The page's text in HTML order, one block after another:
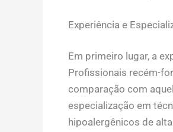
Experiência e
Em primeiro lugar, a
Profissionais recém-
comparação com
especialização em
hipoalergênicos de